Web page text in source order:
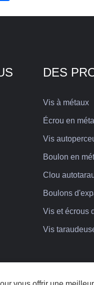
DES
Vis à métaux
Écrou en métal
Vis
Boulon en
Clou
Boulons
Vis et écrous
Vis